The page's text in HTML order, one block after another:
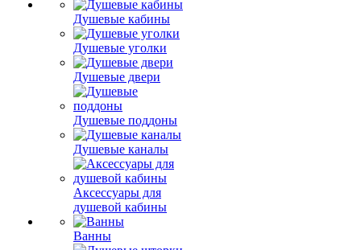
Душевые кабины
Душевые уголки
Душевые двери
Душевые поддоны
Душевые каналы
Аксессуары для
душевой кабины
Ванны